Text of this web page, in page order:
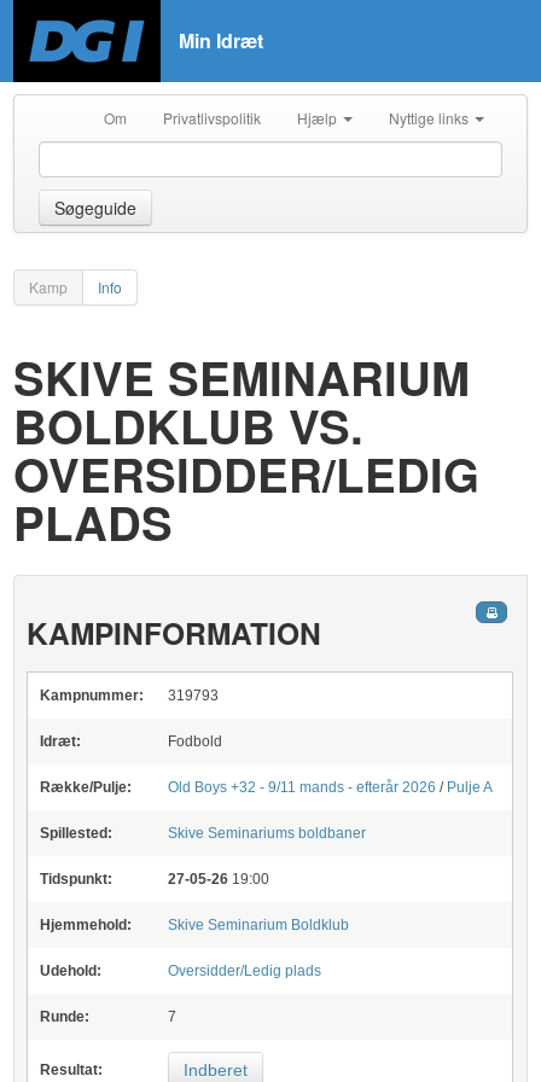
Min Idræt
Om Privatlivspolitik Hjælp Nyttige links
Søgeguide
Kamp Info
SKIVE SEMINARIUM
BOLDKLUB VS.
OVERSIDDER/LEDIG
PLADS
KAMPINFORMATION
Kampnummer: 319793
Idræt: Fodbold
Række/Pulje: Old Boys +32 - 9/11 mands - efterår 2026 / Pulje A
Spillested: Skive Seminariums boldbaner
Tidspunkt: 27-05-26 19:00
Hjemmehold: Skive Seminarium Boldklub
Udehold: Oversidder/Ledig plads
Runde: 7
Resultat: Indberet